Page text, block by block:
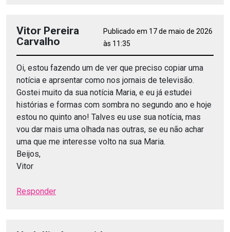
Vitor Pereira
Carvalho
Publicado em 17 de maio de 2026
às 11:35
Oi, estou fazendo um de ver que preciso copiar uma
notícia e aprsentar como nos jornais de televisão.
Gostei muito da sua notícia Maria, e eu já estudei
histórias e formas com sombra no segundo ano e hoje
estou no quinto ano! Talves eu use sua notícia, mas
vou dar mais uma olhada nas outras, se eu não achar
uma que me interesse volto na sua Maria.
Beijos,
Vitor
Responder